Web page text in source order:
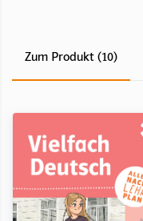
Zum Produkt (10)